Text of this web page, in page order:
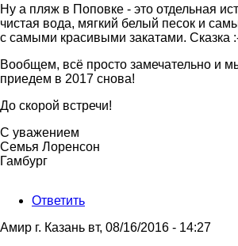
Ну а пляж в Поповке - это отдельная
чистая вода, мягкий белый песок и
с самыми красивыми закатами. Сказка
Вообщем, всё просто замечательно и
приедем в 2017 снова!
До скорой встречи!
С уважением
Семья Лоренсон
Гамбург
Ответить
Амир г. Казань вт, 08/16/2016 - 14:27